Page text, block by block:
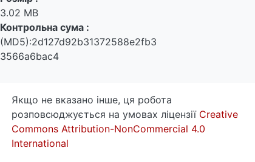
3.02 MB
Контрольна сума :
(MD5):2d127d92b31372588e2fb3
3566a6bac4
Якщо не вказано інше, ця робота
розповсюджується на умовах ліцензії Creative
Commons Attribution-NonCommercial 4.0
International